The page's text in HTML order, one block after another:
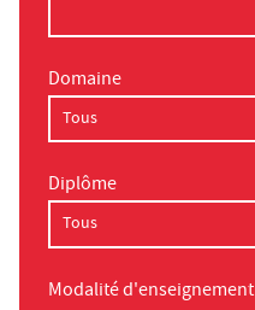
Domaine
Diplôme
Modalité d'enseignement